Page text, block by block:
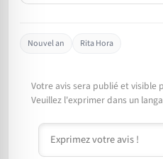
Nouvel an Rita Hora
Votre avis sera publié et visible
Veuillez l'exprimer dans un
Commentaire